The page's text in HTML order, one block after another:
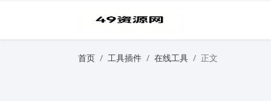
首页 工具插件 在线工具 正文